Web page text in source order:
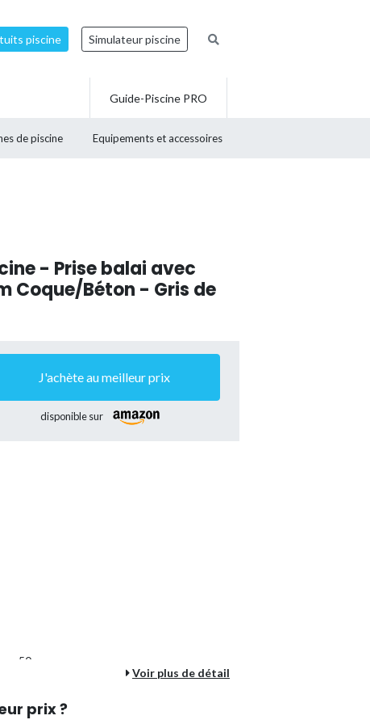
piscine Simulateur piscine
de piscine Equipements et accessoires
Guide-Piscine PRO
- Prise balai avec
Coque/Béton - Gris de
J'achète au meilleur prix
disponible sur
50 mm
Voir plus de détail
prix ?